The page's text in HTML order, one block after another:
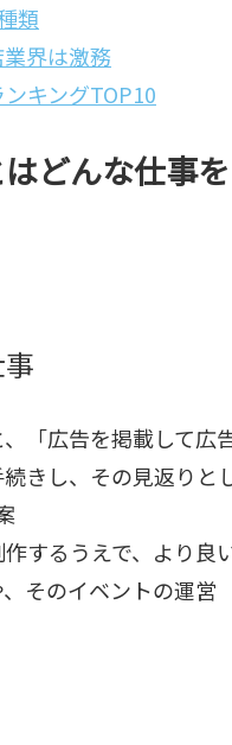
類
界は激務
キングTOP10
はどんな仕事
、「広告を掲載して
きし、その見返りと
するうえで、より良
そのイベントの運営